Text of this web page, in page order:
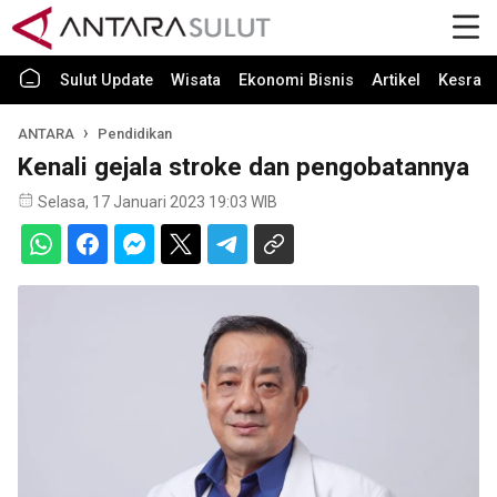
Sulut Update Wisata Ekonomi Bisnis Artikel Kesra
ANTARA Pendidikan
Kenali gejala stroke dan pengobatannya
Selasa, 17 Januari 2023 19:03 WIB